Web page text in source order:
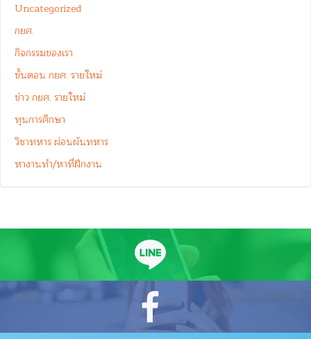
Uncategorized
กยศ.
กิจกรรมของเรา
ขั้นตอน กยศ. รายใหม่
ข่าว กยศ. รายใหม่
ทุนการศึกษา
วิชาทหาร ผ่อนผันทหาร
หางานทำ/หาที่ฝึกงาน